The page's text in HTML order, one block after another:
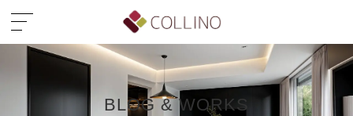
BLOG & WORKS